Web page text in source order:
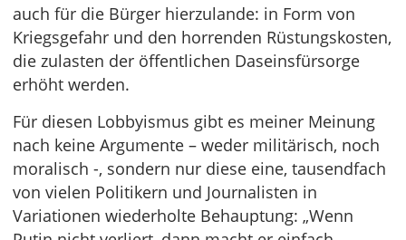
auch für die Bürger hierzulande: in Form von
Kriegsgefahr und den horrenden Rüstungskosten,
die zulasten der öffentlichen Daseinsfürsorge
erhöht werden.
Für diesen Lobbyismus gibt es meiner Meinung
nach keine Argumente – weder militärisch, noch
moralisch -, sondern nur diese eine, tausendfach
von vielen Politikern und Journalisten in
Variationen wiederholte Behauptung: „Wenn